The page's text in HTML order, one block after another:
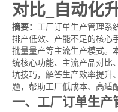
对比_自动化
摘要： 工厂订单生产管理系
排产低效、产能不足的核心
批量量产等主流生产模式。
统核心功能、主流产品对比
坑技巧，解答生产效率提升
题，帮助工厂低成本、高适
一、工厂订单生产